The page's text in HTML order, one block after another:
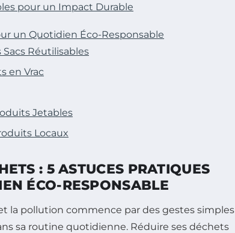
pour un Impact Durable
un Quotidien Éco-Responsable
Sacs Réutilisables
en Vrac
Jetables
Locaux
: 5 ASTUCES PRATIQUES
ÉCO-RESPONSABLE
la pollution commence par des gestes simples
sa routine quotidienne. Réduire ses déchets